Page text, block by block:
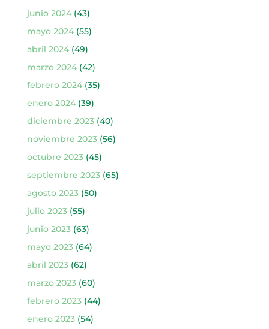
junio 2024(43)
mayo 2024(55)
abril 2024(49)
marzo 2024(42)
febrero 2024(35)
enero 2024(39)
diciembre 2023(40)
noviembre 2023(56)
octubre 2023(45)
septiembre 2023(65)
agosto 2023(50)
julio 2023(55)
junio 2023(63)
mayo 2023(64)
abril 2023(62)
marzo 2023(60)
febrero 2023(44)
enero 2023(54)